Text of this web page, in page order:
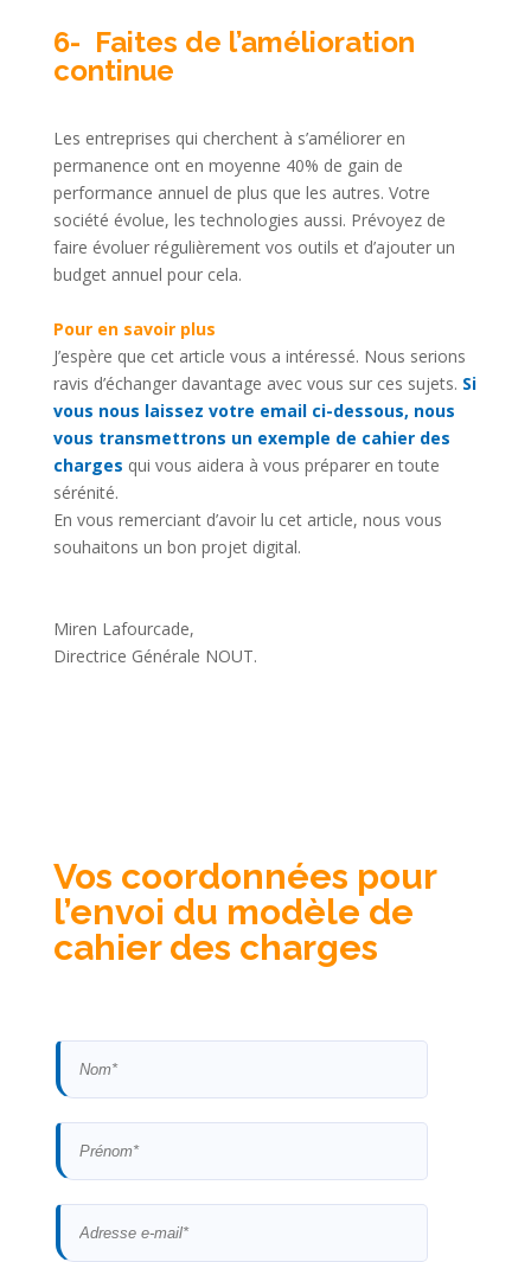
6- Faites de l’amélioration
continue
Les entreprises qui cherchent à s’améliorer en
permanence ont en moyenne 40% de gain de
performance annuel de plus que les autres. Votre
société évolue, les technologies aussi. Prévoyez de
faire évoluer régulièrement vos outils et d’ajouter un
budget annuel pour cela.
Pour en savoir plus
J’espère que cet article vous a intéressé. Nous serions
ravis d’échanger davantage avec vous sur ces sujets. Si
vous nous laissez votre email ci-dessous, nous
vous transmettrons un exemple de cahier des
charges qui vous aidera à vous préparer en toute
sérénité.
En vous remerciant d’avoir lu cet article, nous vous
souhaitons un bon projet digital.
Miren Lafourcade,
Directrice Générale NOUT.
Vos coordonnées pour
l’envoi du modèle de
cahier des charges